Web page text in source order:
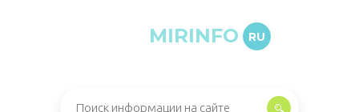
MIRINFO RU